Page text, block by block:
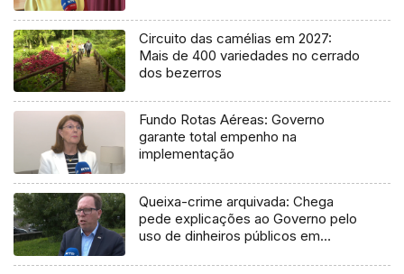
Circuito das camélias em 2027:
Mais de 400 variedades no cerrado
dos bezerros
Fundo Rotas Aéreas: Governo
garante total empenho na
implementação
Queixa-crime arquivada: Chega
pede explicações ao Governo pelo
uso de dinheiros públicos em